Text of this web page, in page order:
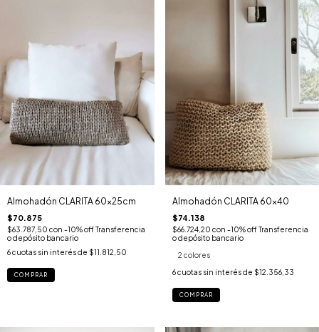
Almohadón CLARITA 60x25cm
$70.875
$63.787,50 con -10% off Transferencia
o depósito bancario
6cuotas sin interés de $11.812,50
COMPRAR
Almohadón CLARITA 60x40
$74.138
$66.724,20 con -10% off Transferencia
o depósito bancario
2 colores
6 cuotas sin interés de $12.356,33
COMPRAR